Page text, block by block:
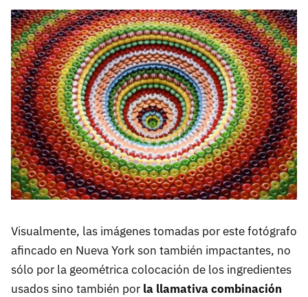
Visualmente, las imágenes tomadas por este fotógrafo
afincado en Nueva York son también impactantes, no
sólo por la geométrica colocación de los ingredientes
usados sino también por la llamativa combinación